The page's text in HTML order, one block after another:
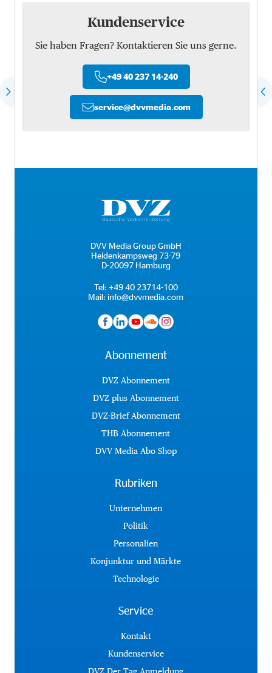
Kundenservice
Sie haben Fragen? Kontaktieren Sie uns gerne.
+49 40 237 14-240
service@dvvmedia.com
DVV Media Group GmbH
Heidenkampsweg 73-79
D-20097 Hamburg
Tel: +49 40 23714-100
Mail: info@dvvmedia.com
Abonnement
DVZ Abonnement
DVZ plus Abonnement
DVZ-Brief Abonnement
THB Abonnement
DVV Media Abo Shop
Rubriken
Unternehmen
Politik
Personalien
Konjunktur und Märkte
Technologie
Service
Kontakt
Kundenservice